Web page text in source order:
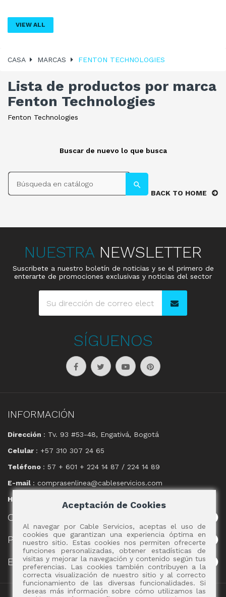
VIEW ALL
CASA MARCAS FENTON TECHNOLOGIES
Lista de productos por marca
Fenton Technologies
Fenton Technologies
Buscar de nuevo lo que busca
search
search
BACK TO HOME
NUESTRA NEWSLETTER
Suscribete a nuestro boletín de noticias y se el primero de
enterarte de promociones exclusivas y noticias del sector
SÍGUENOS
INFORMACIÓN
Dirección : Tv. 93 #53-48, Engativá, Bogotá
Celular : +57 310 307 24 65
Teléfono : 57 + 601 + 224 14 87 / 224 14 89
E-mail : comprasenlinea@cableservicios.com
Horario
CABLE
POLÍTICAS
EVENTOS
Aceptación de Cookies
Al navegar por Cable Servicios, aceptas el uso de
cookies que garantizan una experiencia óptima en
nuestro sitio. Estas cookies nos permiten ofrecerte
funciones personalizadas, obtener estadísticas de
visitas y mejorar la navegación y contenido según tus
preferencias. Las cookies también contribuyen a la
correcta visualización de nuestro sitio y al correcto
funcionamiento de las diversas funcionalidades. Si
deseas más información sobre cómo utilizamos las